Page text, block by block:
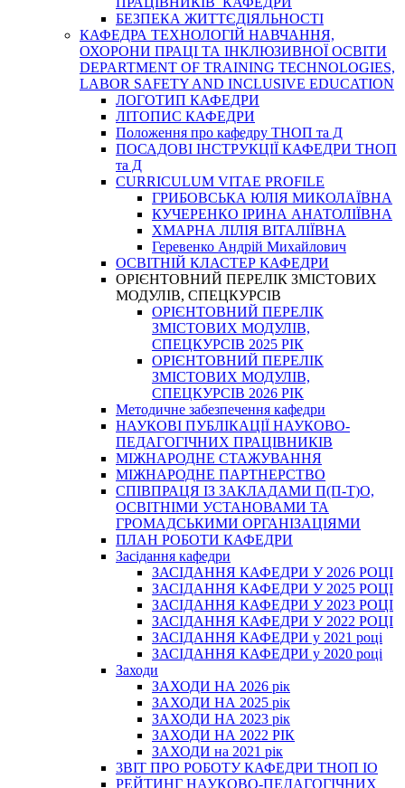
БЕЗПЕКА ЖИТТЄДІЯЛЬНОСТІ
КАФЕДРА ТЕХНОЛОГІЙ НАВЧАННЯ,
ОХОРОНИ ПРАЦІ ТА ІНКЛЮЗИВНОЇ ОСВІТИ
DEPARTMENT OF TRAINING TECHNOLOGIES,
LABOR SAFETY AND INCLUSIVE EDUCATION
ЛОГОТИП КАФЕДРИ
ЛІТОПИС КАФЕДРИ
Положення про кафедру ТНОП та Д
ПОСАДОВІ ІНСТРУКЦІЇ КАФЕДРИ ТНОП
та Д
CURRICULUM VITAE PROFILE
ГРИБОВСЬКА ЮЛІЯ МИКОЛАЇВНА
КУЧЕРЕНКО ІРИНА АНАТОЛІЇВНА
ХМАРНА ЛІЛІЯ ВІТАЛІЇВНА
Геревенко Андрій Михайлович
ОСВІТНІЙ КЛАСТЕР КАФЕДРИ
ОРІЄНТОВНИЙ ПЕРЕЛІК ЗМІСТОВИХ
МОДУЛІВ, СПЕЦКУРСІВ
ОРІЄНТОВНИЙ ПЕРЕЛІК
ЗМІСТОВИХ МОДУЛІВ,
СПЕЦКУРСІВ 2025 РІК
ОРІЄНТОВНИЙ ПЕРЕЛІК
ЗМІСТОВИХ МОДУЛІВ,
СПЕЦКУРСІВ 2026 РІК
Методичне забезпечення кафедри
НАУКОВІ ПУБЛІКАЦІЇ НАУКОВО-
ПЕДАГОГІЧНИХ ПРАЦІВНИКІВ
МІЖНАРОДНЕ СТАЖУВАННЯ
МІЖНАРОДНЕ ПАРТНЕРСТВО
СПІВПРАЦЯ ІЗ ЗАКЛАДАМИ П(П-Т)О,
ОСВІТНІМИ УСТАНОВАМИ ТА
ГРОМАДСЬКИМИ ОРГАНІЗАЦІЯМИ
ПЛАН РОБОТИ КАФЕДРИ
Засідання кафедри
ЗАСІДАННЯ КАФЕДРИ У 2026 РОЦІ
ЗАСІДАННЯ КАФЕДРИ У 2025 РОЦІ
ЗАСІДАННЯ КАФЕДРИ У 2023 РОЦІ
ЗАСІДАННЯ КАФЕДРИ У 2022 РОЦІ
ЗАСІДАННЯ КАФЕДРИ у 2021 році
ЗАСІДАННЯ КАФЕДРИ у 2020 році
Заходи
ЗАХОДИ НА 2026 рік
ЗАХОДИ НА 2025 рік
ЗАХОДИ НА 2023 рік
ЗАХОДИ НА 2022 РІК
ЗАХОДИ на 2021 рік
3BIT ПРО РОБОТУ КАФЕДРИ ТНОП ІО
РЕЙТИНГ НАУКОВО-ПЕДАГОГІЧНИХ